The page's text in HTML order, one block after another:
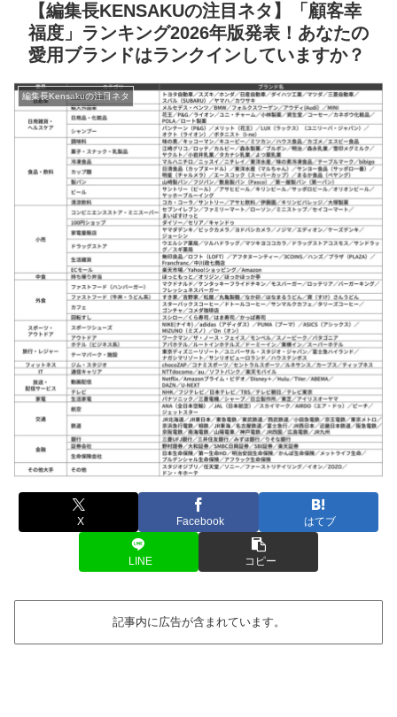
【編集長KENSAKUの注目ネタ】「顧客幸
福度」ランキング2026年版発表！あなたの
愛用ブランドはランクインしていますか？
編集長Kensakuの注目ネタ
X Facebook はてブ
LINE コピー
記事内に広告が含まれています。